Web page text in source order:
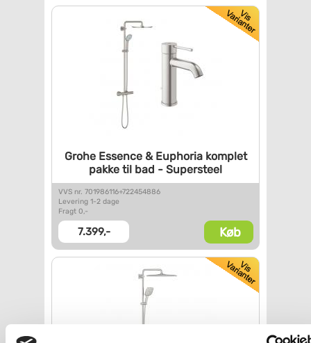
Grohe Essence & Euphoriakomplet
pakke til bad - Supersteel
VVS nr. 701986116+722454886
Levering 1-2 dage
Fragt 0,-
7.399,- Køb